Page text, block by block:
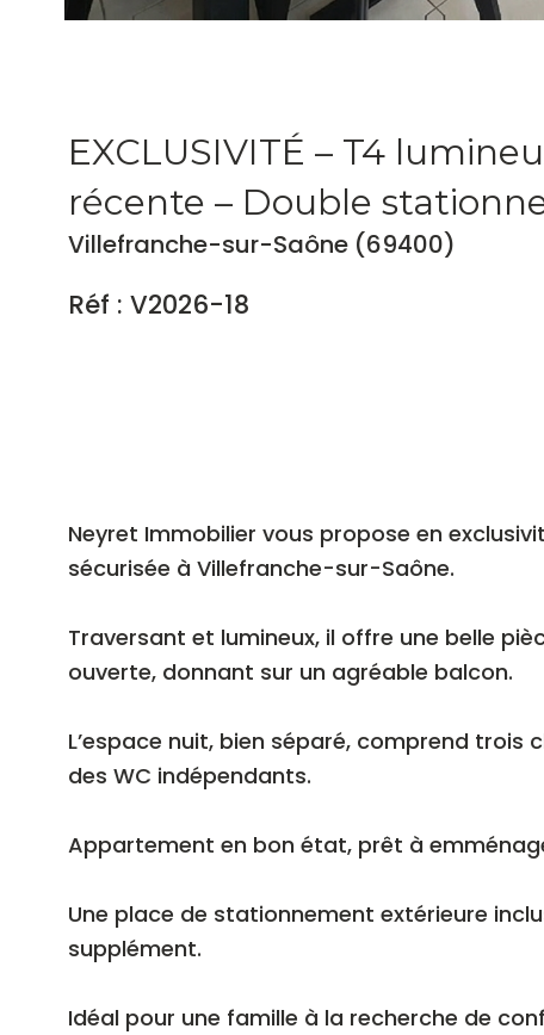
EXCLUSIVITÉ – T4
récente – Double
Villefranche-sur-Saône (69400)
Réf : V2026-18
Neyret Immobilier vous propose en
sécurisée à Villefranche-sur-Saône.
Traversant et lumineux, il offre une belle
ouverte, donnant sur un agréable balcon.
L’espace nuit, bien séparé, comprend
des WC indépendants.
Appartement en bon état, prêt à
Une place de stationnement extérieure
supplément.
Idéal pour une famille à la recherche de